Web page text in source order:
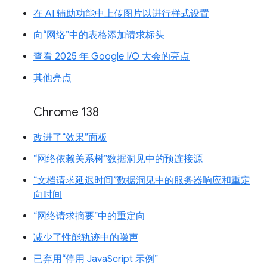
在 AI 辅助功能中上传图片以进行样式设置
向“网络”中的表格添加请求标头
查看 2025 年 Google I/O 大会的亮点
其他亮点
Chrome 138
改进了“效果”面板
“网络依赖关系树”数据洞见中的预连接源
“文档请求延迟时间”数据洞见中的服务器响应和重定
向时间
“网络请求摘要”中的重定向
减少了性能轨迹中的噪声
已弃用“停用 JavaScript 示例”